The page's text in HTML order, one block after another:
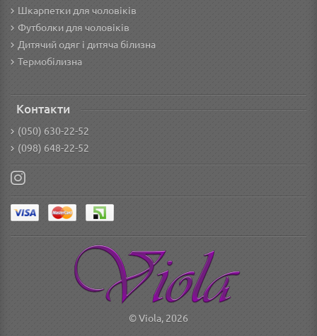
Шкарпетки для чоловіків
Футболки для чоловіків
Дитячий одяг і дитяча білизна
Термобілизна
Контакти
(050) 630-22-52
(098) 648-22-52
© Viola, 2026